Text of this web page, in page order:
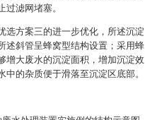
过滤网堵塞。
选方案三的进一步优化，所述沉淀
述斜管呈蜂窝型结构设置；采用蜂
增大废水的沉淀面积，增加沉淀效
中的杂质便于滑落至沉淀区底部。